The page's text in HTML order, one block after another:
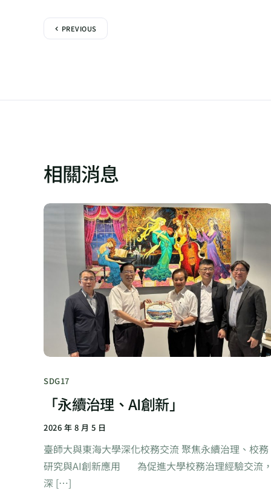
PREVIOUS
相關消息
SDG17
「永續治理、AI創新」
2026 年 8 月 5 日
臺師大與東海大學深化校務交流 聚焦永續治理、校務
研究與AI創新應用 為促進大學校務治理經驗交流
深 […]